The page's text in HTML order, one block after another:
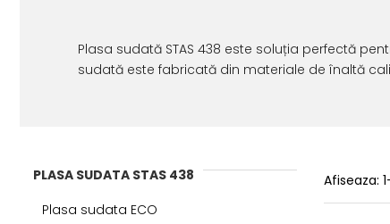
Plasa sudată STAS 438 este soluția perfectă
sudată este fabricată din materiale de înaltă
PLASA SUDATA STAS 438
Plasa sudata ECO
Afiseaza: